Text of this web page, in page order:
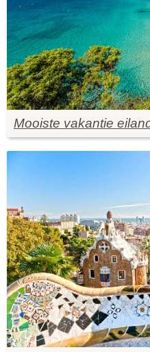
Mooiste vakantie